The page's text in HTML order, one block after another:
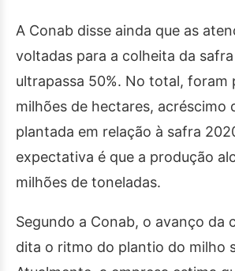
A Conab disse ainda que as
voltadas para a colheita da
ultrapassa 50%. No total, foram
milhões de hectares, acréscimo
plantada em relação à safra
expectativa é que a produção
milhões de toneladas.
Segundo a Conab, o avanço da
dita o ritmo do plantio do milho